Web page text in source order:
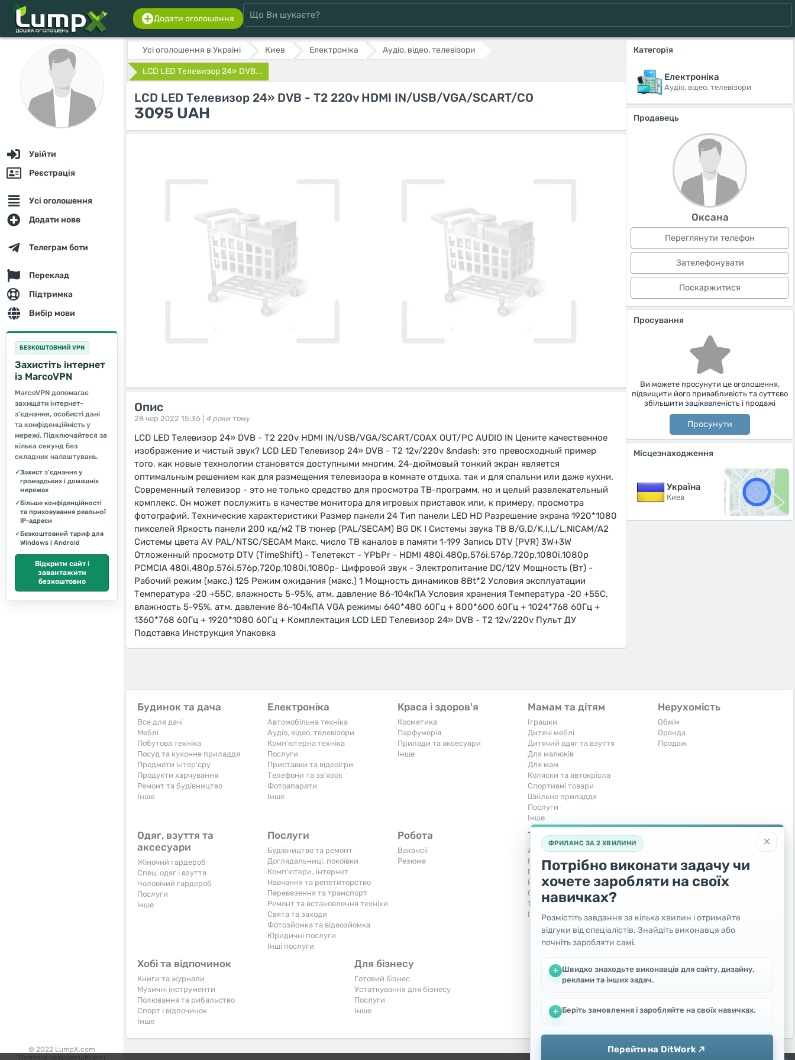
Додати оголошення
Увійти
Реєстрація
Усі оголошення
Додати нове
Телеграм боти
Переклад
Підтримка
Вибір мови
БЕЗКОШТОВНИЙ VPN
Захистіть інтернет
із MarcoVPN
MarcoVPN допомагає
захищати інтернет-
з’єднання, особисті дані
та конфіденційність у
мережі. Підключайтеся за
кілька секунд без
складних налаштувань.
✓Захист з’єднання у
громадських і домашніх
мережах
✓Більше конфіденційності
та приховування реальної
IP-адреси
✓Безкоштовний тариф для
Windows і Android
Відкрити сайт і
завантажити
безкоштовно
© 2022 LumpX.com
Політика конфіденційності
Усі оголошення в Україні Киев Електроніка Аудіо, відео, телевізори
LCD LED Телевизор 24» DVB...
LCD LED Телевизор 24» DVB - T2 220v HDMI IN/USB/VGA/SCART/CO
3095 UAH
Опис
28 чер 2022 15:36 | 4 роки тому
LCD LED Телевизор 24» DVB - T2 220v HDMI IN/USB/VGA/SCART/COAX OUT/PC AUDIO IN Цените качественное
изображение и чистый звук? LCD LED Телевизор 24» DVB - T2 12v/220v &ndash; это превосходный пример
того, как новые технологии становятся доступными многим. 24-дюймовый тонкий экран является
оптимальным решением как для размещения телевизора в комнате отдыха, так и для спальни или даже кухни.
Современный телевизор - это не только средство для просмотра ТВ-программ, но и целый развлекательный
комплекс. Он может послужить в качестве монитора для игровых приставок или, к примеру, просмотра
фотографий. Технические характеристики Размер панели 24 Тип панели LED HD Разрешение экрана 1920*1080
пикселей Яркость панели 200 кд/м2 ТВ тюнер (PAL/SECAM) BG DK I Системы звука ТВ B/G,D/K,I,L/L,NICAM/A2
Системы цвета АV PAL/NTSC/SECAM Макс. число ТВ каналов в памяти 1-199 Запись DTV (PVR) 3W+3W
Отложенный просмотр DTV (TimeShift) - Телетекст - YPbPr - HDMI 480i,480p,576i,576p,720p,1080i,1080p
PCMCIA 480i,480p,576i,576p,720p,1080i,1080p- Цифровой звук - Электропитание DC/12V Мощность (Bт) -
Рабочий режим (макс.) 125 Режим ожидания (макс.) 1 Мощность динамиков 8Bt*2 Условия эксплуатации
Температура -20 +55С, влажность 5-95%, атм. давление 86-104кПА Условия хранения Температура -20 +55С,
влажность 5-95%, атм. давление 86-104кПА VGA режимы 640*480 60Гц + 800*600 60Гц + 1024*768 60Гц +
1360*768 60Гц + 1920*1080 60Гц + Комплектация LCD LED Телевизор 24» DVB - T2 12v/220v Пульт ДУ
Подставка Инструкция Упаковка
Категорія
Електроніка
Аудіо, відео, телевізори
Продавець
Оксана
Переглянути телефон
Зателефонувати
Поскаржитися
Просування
Ви можете просунути це оголошення,
підвищити його привабливість та суттєво
збільшити зацікавленість і продажі
Просунути
Місцезнаходження
Україна
Киев
Будинок та дача
Все для дачі
Меблі
Побутова техніка
Посуд та кухонне приладдя
Предмети інтер'єру
Продукти харчування
Ремонт та будівництво
Iнше
Електроніка
Автомобільна техніка
Аудіо, відео, телевізори
Комп'ютерна техніка
Послуги
Приставки та відеоігри
Телефони та зв'язок
Фотоапарати
Iнше
Краса і здоров'я
Косметика
Парфумерія
Прилади та аксесуари
Iнше
Мамам та дітям
Іграшки
Дитячі меблі
Дитячий одяг та взуття
Для малюків
Для мам
Коляски та автокрісла
Спортивні товари
Шкільне приладдя
Послуги
Iнше
Нерухомість
Обмін
Оренда
Продаж
Одяг, взуття та
аксесуари
Жіночий гардероб
Спец. одяг і взуття
Чоловічий гардероб
Послуги
інше
Послуги
Будівництво та ремонт
Доглядальниці, покоївки
Комп'ютери, Інтернет
Навчання та репетиторство
Перевезення та транспорт
Ремонт та встановлення техніки
Свята та заходи
Фотозйомка та відеозйомка
Юридичні послуги
Інші послуги
Робота
Вакансії
Резюме
Тварини та рослини
Акваріумістика
Кішки
Послуги
Рослини та дерева
Собаки
Товари для тварин
Інші тварини
Запчастини та аксесуари
Комерційний транспорт
Легкові автомобілі
Послуги
Яхти, човни, байдарки
Інші транспортні засоби
Хобі та відпочинок
Книги та журнали
Музичні інструменти
Полювання та рибальство
Спорт і відпочинок
Iнше
Для бізнесу
Готовий бізнес
Устаткування для бізнесу
Послуги
Iнше
Віддам безкоштовно
×
ФРИЛАНС ЗА 2 ХВИЛИНИ
Потрібно виконати задачу чи
хочете заробляти на своїх
навичках?
Розмістіть завдання за кілька хвилин і отримайте
відгуки від спеціалістів. Знайдіть виконавця або
почніть заробляти самі.
+ Швидко знаходьте виконавців для сайту, дизайну,
реклами та інших задач.
+ Беріть замовлення і заробляйте на своїх навичках.
Перейти на DitWork